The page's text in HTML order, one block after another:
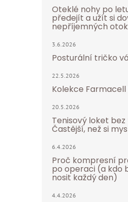
Oteklé nohy po
předejít a užít si
nepříjemných
3.6.2026
Posturální tričko
22.5.2026
Kolekce Farmacell
20.5.2026
Tenisový loket bez
Častější, než si
6.4.2026
Proč kompresní
po operaci (a kdo
nosit každý den)
4.4.2026